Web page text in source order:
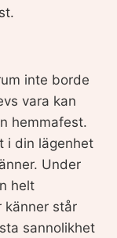
inte borde
vara kan
hemmafest.
i din lägenhet
Under
helt
känner står
sannolikhet